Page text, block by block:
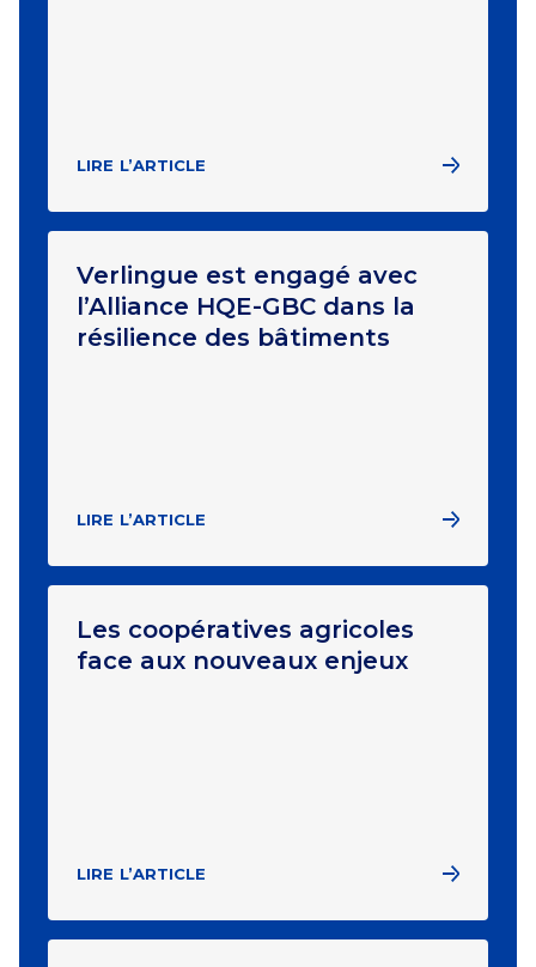
LIRE L’ARTICLE
Verlingue est engagé avec
l’Alliance HQE-GBC dans la
résilience des bâtiments
LIRE L’ARTICLE
Les coopératives agricoles
face aux nouveaux enjeux
LIRE L’ARTICLE